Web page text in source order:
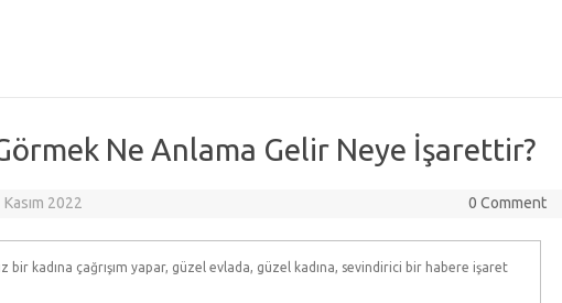
Ne Anlama Gelir Neye İşarettir?
Kasım 2022 0 Comment
bir kadına çağrışım yapar, güzel evlada, güzel kadına, sevindirici bir habere işaret